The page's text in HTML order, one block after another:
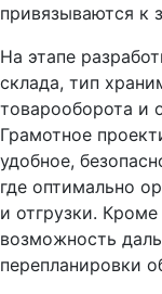
привязываются к
На этапе
склада, тип
товарооборота и
Грамотное
удобное,
где оптимально
и отгрузки.
возможность
перепланировки